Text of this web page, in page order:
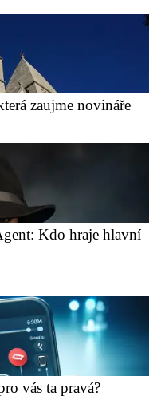
zaujme novináře
Kdo hraje hlavní
vás ta pravá?